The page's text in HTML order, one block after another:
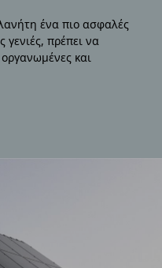
ένα πιο ασφαλές
γενιές, πρέπει να
και